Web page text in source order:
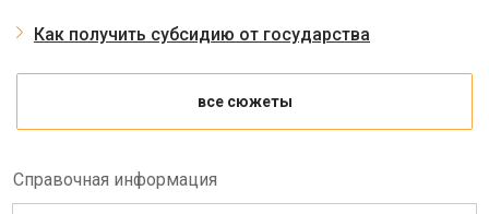
Как получить субсидию от государства
все сюжеты
Справочная информация